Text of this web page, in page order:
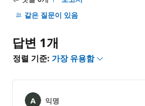
설
명
음
같은 질문이 있음
답변 1개
정렬 기준: 가장 유용함
익명